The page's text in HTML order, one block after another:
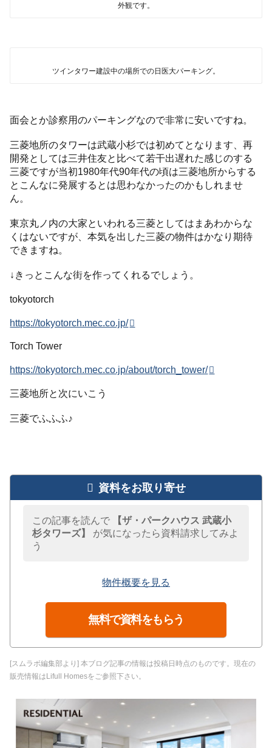
外観です。
ツインタワー建設中の場所での日医大パーキング。
面会とか診察用のパーキングなので非常に安いですね。
三菱地所のタワーは武蔵小杉では初めてとなります、再
開発としては三井住友と比べて若干出遅れた感じのする
三菱ですが当初1980年代90年代の頃は三菱地所からする
とこんなに発展するとは思わなかったのかもしれませ
ん。
東京丸ノ内の大家といわれる三菱としてはまあわからな
くはないですが、本気を出した三菱の物件はかなり期待
できますね。
↓きっとこんな街を作ってくれるでしょう。
tokyotorch
https://tokyotorch.mec.co.jp/
Torch Tower
https://tokyotorch.mec.co.jp/about/torch_tower/
三菱地所と次にいこう
三菱でふふふ♪
資料をお取り寄せ
この記事を読んで
【ザ・パークハウス 武蔵小
杉タワーズ】
が気になったら資料請求してみよ
う
物件概要を見る
無料で資料をもらう
[スムラボ編集部より] 本ブログ記事の情報は投稿日時点のものです。現在の
販売情報はLifull Homesをご参照下さい。